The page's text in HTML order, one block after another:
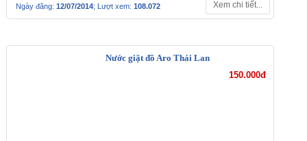
Ngày đăng: 12/07/2014; Lượt xem: 108.072 Xem chi tiết...
Nước giặt đồ Aro Thái Lan
150.000đ